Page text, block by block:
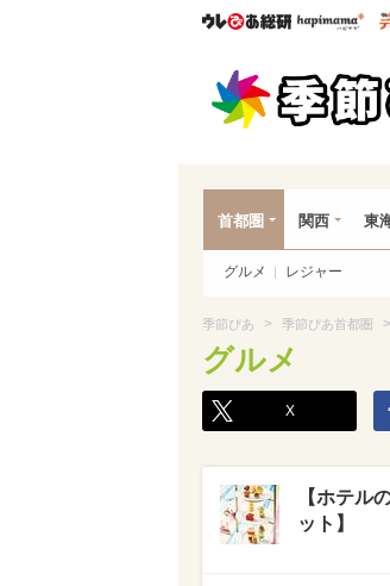
ウレぴあ総
首都圏 関西 東
グルメ レジャー
季節ぴあ > 季節ぴあ首都圏 >
グルメ
X
【ホテル
ット】